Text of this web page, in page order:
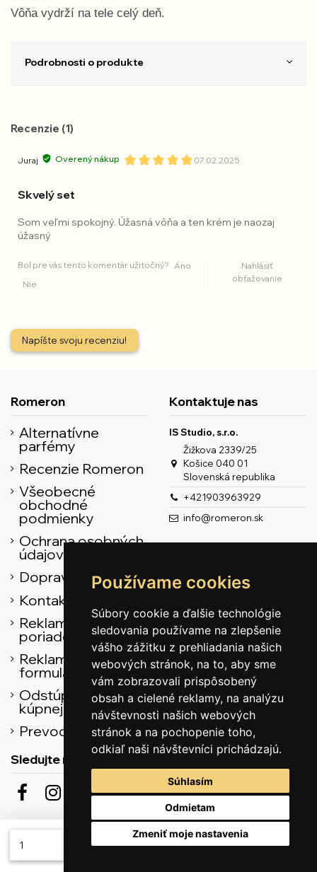
Používame cookies
Súbory cookie a ďalšie technológie
sledovania používame na zlepšenie
vášho zážitku z prehliadania našich
webových stránok, na to, aby sme
vám zobrazovali prispôsobený
obsah a cielené reklamy, na analýzu
návštevnosti našich webových
stránok a na pochopenie toho,
odkiaľ naši návštevníci prichádzajú.
Súhlasím
Odmietam
Zmeniť moje nastavenia
Pridať do košíka
Vôňa vydrží na tele celý deň.
Podrobnosti o produkte
Recenzie (1)
Juraj Overený nákup 07.02.2025
Skvelý set
Som veľmi spokojný. Úžasná vôňa a ten krém je naozaj
úžasný
Bol pre vás tento komentár užitočný? Áno
Nie
Nahlásiť
obťažovanie
Napíšte svoju recenziu!
Romeron
Alternatívne
parfémy
Recenzie Romeron
Všeobecné
obchodné
podmienky
Ochrana osobných
údajov
Doprava
Kontaktné údaje
Reklamačný
poriadok
Reklamačný
formulár
Odstúpenie od
kúpnej zmluvy
Prevodník
Kontaktuje nas
IS Studio, s.r.o.
Žižkova 2339/25
Košice 040 01
Slovenská republika
+421903963929
info@romeron.sk
Sledujte nás
Odber noviniek